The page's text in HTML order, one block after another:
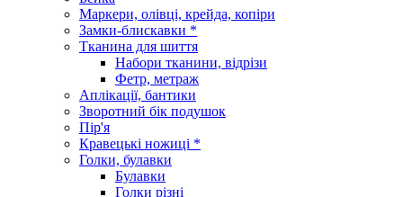
Маркери, олівці, крейда, копіри
Замки-блискавки *
Тканина для шиття
Набори тканини, відрізи
Фетр, метраж
Аплікації, бантики
Зворотний бік подушок
Пір'я
Кравецькі ножиці *
Голки, булавки
Булавки
Голки різні